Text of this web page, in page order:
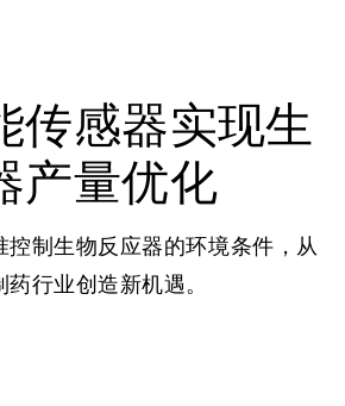
传感器实现生
产量优化
控制生物反应器的环境条件，从
行业创造新机遇。